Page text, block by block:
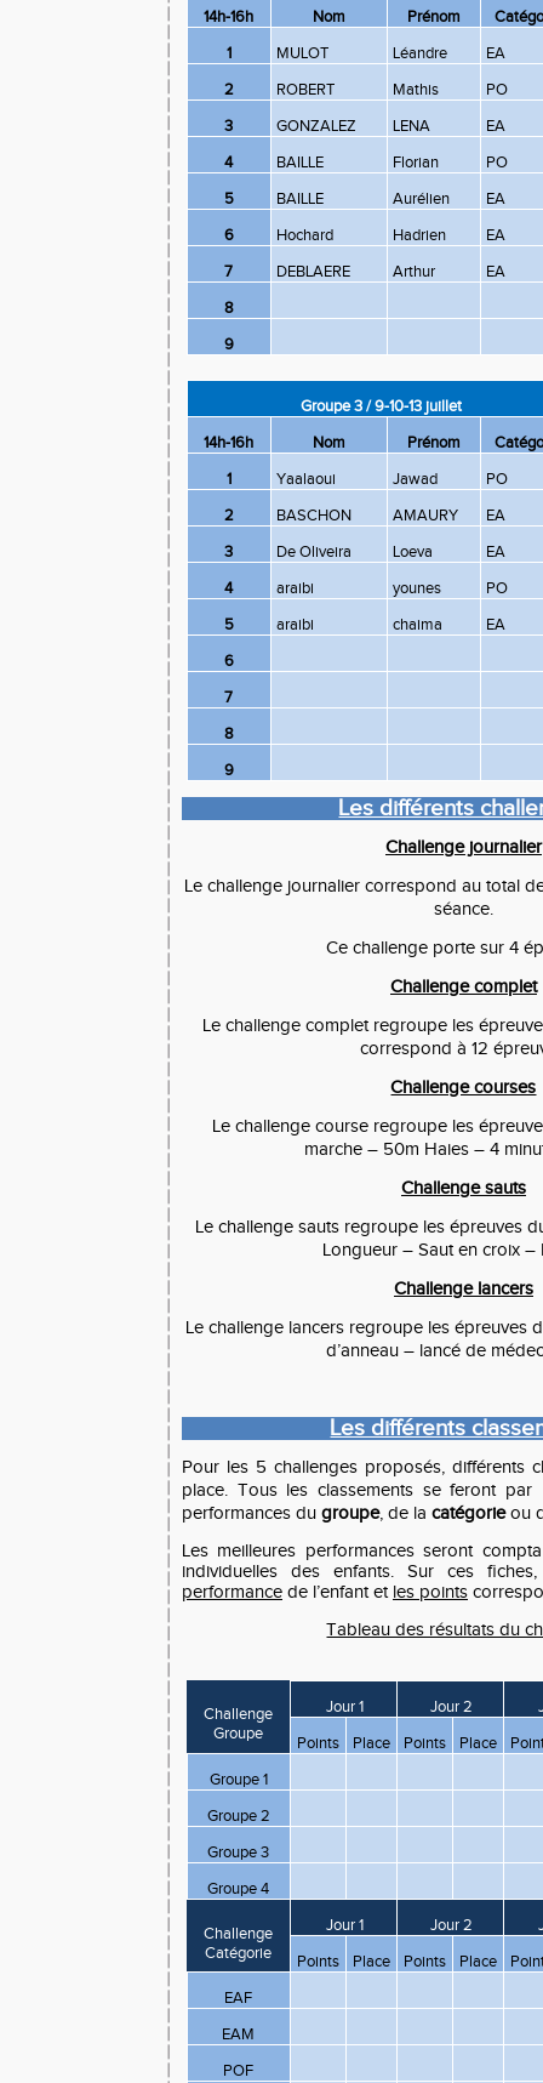
14h-16h Nom Prénom
1
MULOT Léandre
EA
2
ROBERT Mathis
PO
3
GONZALEZ LENA
EA
4
BAILLE Florian
PO
5
BAILLE Aurélien
EA
6
Hochard Hadrien
EA
7
DEBLAERE Arthur
EA
8
9
Groupe 3 / 9-10-13 juillet
14h-16h
Nom Prénom
1
Yaalaoui Jawad
PO
2
BASCHON AMAURY
EA
3
De Oliveira Loeva
EA
4
araibi younes
PO
5
araibi chaima
EA
6
7
8
9
Les différents
Challenge journalier
Le challenge journalier correspond au total
séance.
Ce challenge porte sur 4
Challenge complet
Le challenge complet regroupe les
correspond à 12
Challenge courses
Le challenge course regroupe les
marche – 50m Haies – 4
Challenge sauts
Le challenge sauts regroupe les épreuves
Longueur – Saut en croix –
Challenge lancers
Le challenge lancers regroupe les épreuves
d’anneau – lancé de
Les différents
Pour les 5 challenges proposés, différents
place. Tous les classements se feront
performances du groupe, de la catégorieou
Les meilleures performances seront
individuelles des enfants. Sur ces
performance de l’enfant et les points
Tableau des résultats du
Challenge
Groupe
Jour 1 Jour 2
Points
Place Points Place
Groupe 1
Groupe 2
Groupe 3
Groupe 4
Challenge
Catégorie
Jour 1 Jour 2
Points
Place Points Place
EAF
EAM
POF